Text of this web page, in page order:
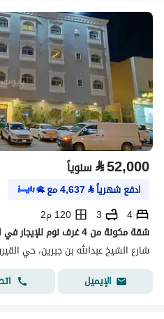
⃁52,000 سنوياً
ادفع شهرياً⃁
4,637مع
4
3
120 م2
شقة مكونة من 4 غرف نوم للإيجار في القيروان، الرياض
شارع الشيخ عبدالله بن جبرين، حي
الإيميل